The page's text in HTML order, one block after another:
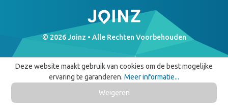
© 2026 Joinz • Alle Rechten Voorbehouden
Deze website maakt gebruik van cookies om de best mogelijke
ervaring te garanderen. Meer informatie...
Weigeren